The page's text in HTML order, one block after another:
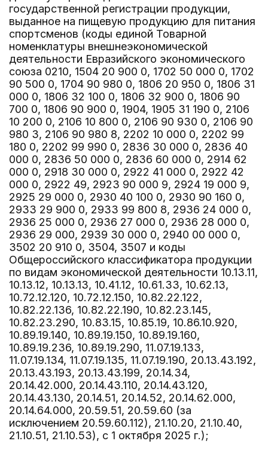
государственной регистрации продукции,
выданное на пищевую продукцию для питания
спортсменов (коды единой Товарной
номенклатуры внешнеэкономической
деятельности Евразийского экономического
союза 0210, 1504 20 900 0, 1702 50 000 0, 1702
90 500 0, 1704 90 980 0, 1806 20 950 0, 1806 31
000 0, 1806 32 100 0, 1806 32 900 0, 1806 90
700 0, 1806 90 900 0, 1904, 1905 31 190 0, 2106
10 200 0, 2106 10 800 0, 2106 90 930 0, 2106 90
980 3, 2106 90 980 8, 2202 10 000 0, 2202 99
180 0, 2202 99 990 0, 2836 30 000 0, 2836 40
000 0, 2836 50 000 0, 2836 60 000 0, 2914 62
000 0, 2918 30 000 0, 2922 41 000 0, 2922 42
000 0, 2922 49, 2923 90 000 9, 2924 19 000 9,
2925 29 000 0, 2930 40 100 0, 2930 90 160 0,
2933 29 900 0, 2933 99 800 8, 2936 24 000 0,
2936 25 000 0, 2936 27 000 0, 2936 28 000 0,
2936 29 000, 2939 30 000 0, 2940 00 000 0,
3502 20 910 0, 3504, 3507 и коды
Общероссийского классификатора продукции
по видам экономической деятельности 10.13.11,
10.13.12, 10.13.13, 10.41.12, 10.61.33, 10.62.13,
10.72.12.120, 10.72.12.150, 10.82.22.122,
10.82.22.136, 10.82.22.190, 10.82.23.145,
10.82.23.290, 10.83.15, 10.85.19, 10.86.10.920,
10.89.19.140, 10.89.19.150, 10.89.19.160,
10.89.19.236, 10.89.19.290, 11.07.19.133,
11.07.19.134, 11.07.19.135, 11.07.19.190, 20.13.43.192,
20.13.43.193, 20.13.43.199, 20.14.34,
20.14.42.000, 20.14.43.110, 20.14.43.120,
20.14.43.130, 20.14.51, 20.14.52, 20.14.62.000,
20.14.64.000, 20.59.51, 20.59.60 (за
исключением 20.59.60.112), 21.10.20, 21.10.40,
21.10.51, 21.10.53), с 1 октября 2025 г.);